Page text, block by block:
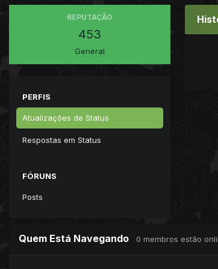
REPUTAÇÃO
453
General
PERFIS
Atualizações de Status
Respostas em Status
FÓRUNS
Posts
Quem Está Navegando 0 membros estão